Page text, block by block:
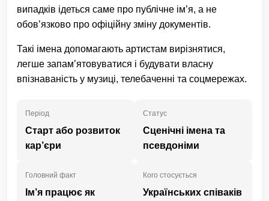
випадків ідеться саме про публічне ім’я, а не
обов’язково про офіційну зміну документів.
Такі імена допомагають артистам вирізнятися,
легше запам’ятовуватися і будувати власну
впізнаваність у музиці, телебаченні та соцмережах.
Період
Старт або розвиток
кар’єри
Статус
Сценічні імена та
псевдоніми
Головний факт
Ім’я працює як
Кого стосується
Українських співаків